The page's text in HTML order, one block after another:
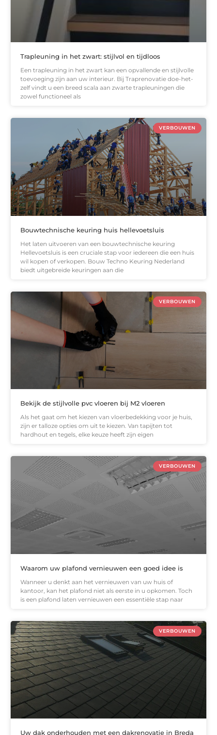
Trapleuning in het zwart: stijlvol en tijdloos
Een trapleuning in het zwart kan een opvallende en stijlvolle
toevoeging zijn aan uw interieur. Bij Traprenovatie doe-het-
zelf vindt u een breed scala aan zwarte trapleuningen die
zowel functioneel als
VERBOUWEN
Bouwtechnische keuring huis hellevoetsluis
Het laten uitvoeren van een bouwtechnische keuring
Hellevoetsluis is een cruciale stap voor iedereen die een huis
wil kopen of verkopen. Bouw Techno Keuring Nederland
biedt uitgebreide keuringen aan die
VERBOUWEN
Bekijk de stijlvolle pvc vloeren bij M2 vloeren
Als het gaat om het kiezen van vloerbedekking voor je huis,
zijn er talloze opties om uit te kiezen. Van tapijten tot
hardhout en tegels, elke keuze heeft zijn eigen
VERBOUWEN
Waarom uw plafond vernieuwen een goed idee is
Wanneer u denkt aan het vernieuwen van uw huis of
kantoor, kan het plafond niet als eerste in u opkomen. Toch
is een plafond laten vernieuwen een essentiële stap naar
VERBOUWEN
Uw dak onderhouden met een dakrenovatie in Breda